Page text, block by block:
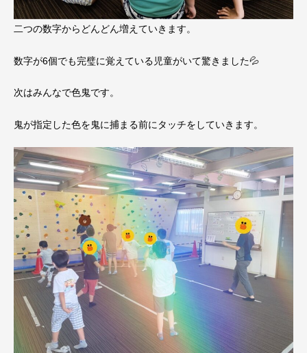
二つの数字からどんどん増えていきます。
数字が6個でも完璧に覚えている児童がいて驚きました💦
次はみんなで色鬼です。
鬼が指定した色を鬼に捕まる前にタッチをしていきます。